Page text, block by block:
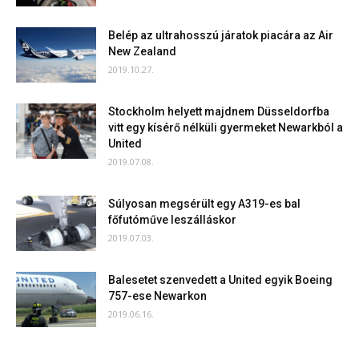
Belép az ultrahosszú járatok piacára az Air
New Zealand
2019.10.27.
Stockholm helyett majdnem Düsseldorfba
vitt egy kísérő nélküli gyermeket Newarkból a
United
2019.07.08.
Súlyosan megsérült egy A319-es bal
főfutóműve leszálláskor
2019.07.03.
Balesetet szenvedett a United egyik Boeing
757-ese Newarkon
2019.06.16.